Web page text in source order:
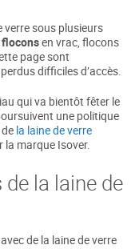
verre sous plusieurs
floconsen vrac, flocons
page sont
difficiles d’accès.
qui va bientôt fêter le
une politique
la laine de verre
la marque Isover.
la laine de
de la laine de verre